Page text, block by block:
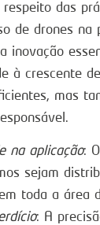
das
de drones na
inovação
à crescente
mas
na aplicação:
sejam
toda a área
: A